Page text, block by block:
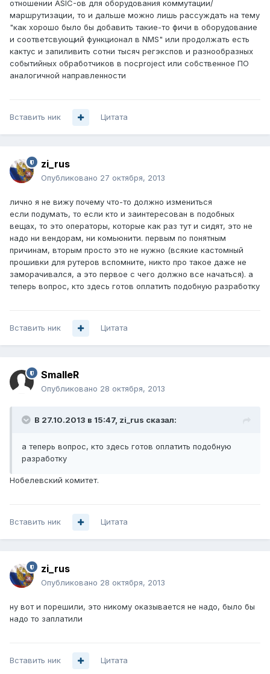
отношении ASIC-ов для оборудования коммутации/
маршрутизации, то и дальше можно лишь рассуждать на тему
"как хорошо было бы добавить такие-то фичи в оборудование
и соответсвующий функционал в NMS" или продолжать есть
кактус и запиливить сотни тысяч регэкспов и разнообразных
событийных обработчиков в nocproject или собственное ПО
аналогичной направленности
Вставить ник Цитата
zi_rus
Опубликовано 27 октября, 2013
лично я не вижу почему что-то должно измениться
если подумать, то если кто и заинтересован в подобных
вещах, то это операторы, которые как раз тут и сидят, это не
надо ни вендорам, ни комьюнити. первым по понятным
причинам, вторым просто это не нужно (всякие кастомный
прошивки для рутеров вспомните, никто про такое даже не
заморачивался, а это первое с чего должно все начаться). а
теперь вопрос, кто здесь готов оплатить подобную разработку
Вставить ник Цитата
SmalleR
Опубликовано 28 октября, 2013
В 27.10.2013 в 15:47, zi_rus сказал:
а теперь вопрос, кто здесь готов оплатить подобную
разработку
Нобелевский комитет.
Вставить ник Цитата
zi_rus
Опубликовано 28 октября, 2013
ну вот и порешили, это никому оказывается не надо, было бы
надо то заплатили
Вставить ник Цитата